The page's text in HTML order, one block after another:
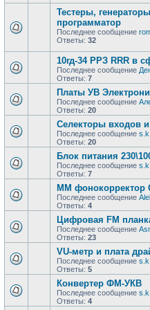
Тестеры,
программатор
Последнее сообщение
Ответы: 32
10гд-34 РРЗ RRR в
Последнее сообщение
Ответы: 7
Платы УВ
Последнее сообщение
Ответы: 20
Селекторы входов
Последнее сообщение s.k.
Ответы: 20
Блок питания
Последнее сообщение s.k.
Ответы: 7
ММ фонокорректор
Последнее сообщение
Ответы: 4
Цифровая FM
Последнее сообщение
Ответы: 23
VU-метр и плата
Последнее сообщение s.k.
Ответы: 5
Конвертер ФМ-УКВ
Последнее сообщение s.k.
Ответы: 4